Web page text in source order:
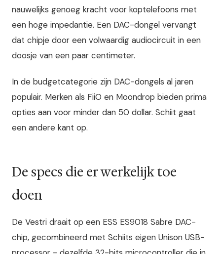
nauwelijks genoeg kracht voor koptelefoons met
een hoge impedantie. Een DAC-dongel vervangt
dat chipje door een volwaardig audiocircuit in een
doosje van een paar centimeter.
In de budgetcategorie zijn DAC-dongels al jaren
populair. Merken als FiiO en Moondrop bieden prima
opties aan voor minder dan 50 dollar. Schiit gaat
een andere kant op.
De specs die er werkelijk toe
doen
De Vestri draait op een ESS ES9018 Sabre DAC-
chip, gecombineerd met Schiits eigen Unison USB-